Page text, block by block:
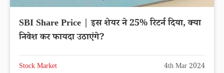
SBI Share Price | इस शेयर ने 25% रिटर्न दिया, क्या
निवेश कर फायदा उठाएंगे?
Stock Market 4th Mar 2024